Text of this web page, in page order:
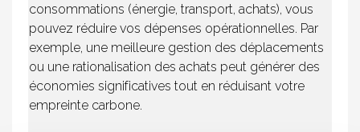
consommations (énergie, transport, achats), vous
pouvez réduire vos dépenses opérationnelles. Par
exemple, une meilleure gestion des déplacements
ou une rationalisation des achats peut générer des
économies significatives tout en réduisant votre
empreinte carbone.